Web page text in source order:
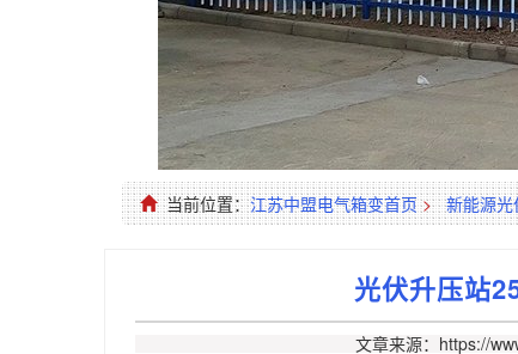
当前位置：江苏中盟电气箱变首页 > 新能源
光伏升压站
文章来源：https://